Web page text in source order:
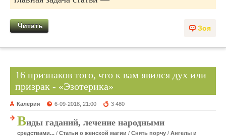
Зоя
Читать
16 признаков того, что к вам явился дух или
призрак - «Эзотерика»
Калерия 6-09-2018, 21:00 3 480
Виды гаданий, лечение народными
средствами... / Статьи о женской магии / Снять порчу / Ангелы и